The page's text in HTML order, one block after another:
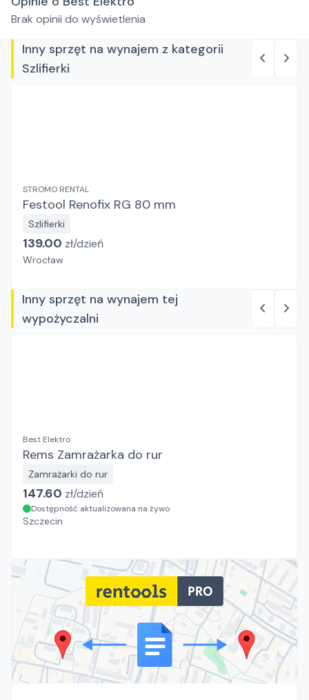
Brak opinii do wyświetlenia
Inny sprzęt na wynajem z kategorii
Szlifierki
STROMO RENTAL
Festool Renofix RG 80 mm
Szlifierki
139.00 zł/dzień
Wrocław
Inny sprzęt na wynajem tej
wypożyczalni
Best Elektro
Rems Zamrażarka do rur
Zamrażarki do rur
147.60 zł/dzień
Dostępność aktualizowana na żywo
Szczecin